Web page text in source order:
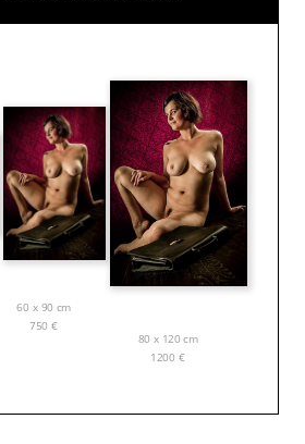
60 x 90 cm
750 €
80 x 120 cm
1200 €